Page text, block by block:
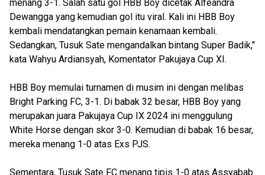
menang 3-1. Salah satu gol HBB Boy dicetak Alfeandra
Dewangga yang kemudian gol itu viral. Kali ini HBB Boy
kembali mendatangkan pemain kenamaan kembali.
Sedangkan, Tusuk Sate mengandalkan bintang Super Badik,"
kata Wahyu Ardiansyah, Komentator Pakujaya Cup XI.
HBB Boy memulai turnamen di musim ini dengan melibas
Bright Parking FC, 3-1. Di babak 32 besar, HBB Boy yang
merupakan juara Pakujaya Cup IX 2024 ini menggulung
White Horse dengan skor 3-0. Kemudian di babak 16 besar,
mereka menang 1-0 atas Exs PJS.
Sementara, Tusuk Sate FC menang tipis 1-0 atas Assyabab